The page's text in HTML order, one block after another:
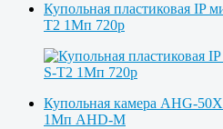
Купольная пластиковая IP
T2 1Мп 720p
Купольная камера AHG-
1Мп AHD-M